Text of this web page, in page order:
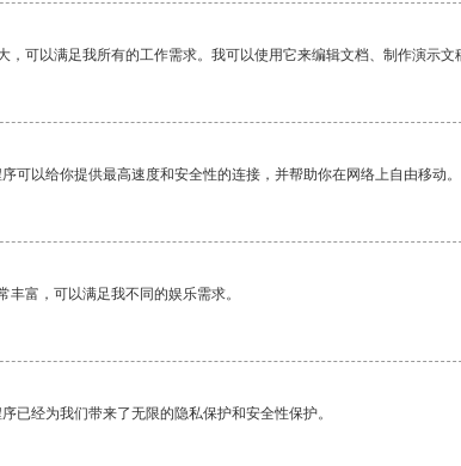
，可以满足我所有的工作需求。我可以使用它来编辑文档、制作演示文
可以给你提供最高速度和安全性的连接，并帮助你在网络上自由移动。
丰富，可以满足我不同的娱乐需求。
已经为我们带来了无限的隐私保护和安全性保护。